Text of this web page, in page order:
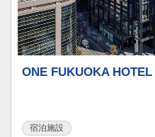
ONE FUKUOKA HOTEL
宿泊施設